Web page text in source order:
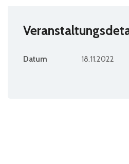
Datum 18.11.2022